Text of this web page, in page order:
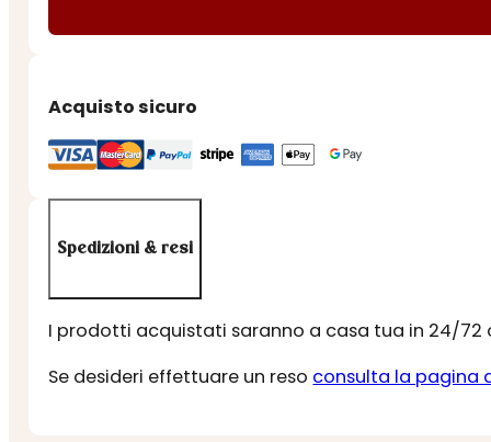
quantità
Acquisto sicuro
Spedizioni & resi
I prodotti acquistati saranno a casa tua in 24/72
Se desideri effettuare un reso consulta la pagina